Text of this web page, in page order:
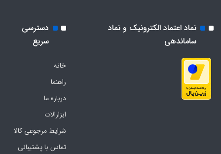
نماد اعتماد الکترونیک و نماد
ساماندهی
دسترسی
سریع
خانه
راهنما
درباره ما
ابزارالات
شرایط مرجوعی کالا
تماس با پشتیبانی